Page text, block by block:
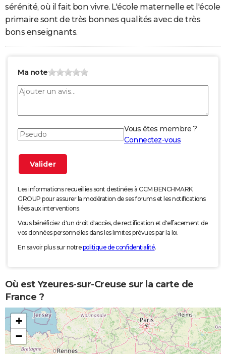
sérénité, où il fait bon vivre. L'école maternelle et l'école
primaire sont de très bonnes qualités avec de très
bons enseignants.
Ma note
Vous êtes membre ?
Connectez-vous
Les informations recueillies sont destinées à CCM BENCHMARK
GROUP pour assurer la modération de ses forums et les notifications
liées aux interventions.
Vous bénéficiez d'un droit d'accès, de rectification et d'effacement de
vos données personnelles dans les limites prévues par la loi.
En savoir plus sur notrepolitique de confidentialité.
Où est Yzeures-sur-Creuse sur la carte de
France ?
+
−